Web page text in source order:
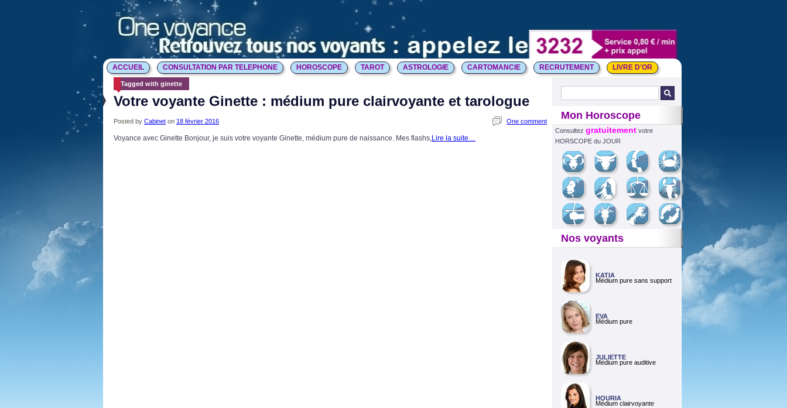
ACCUEIL CONSULTATION PAR TELEPHONE HOROSCOPE TAROT ASTROLOGIE CARTOMANCIE RECRUTEMENT LIVRE D'OR
Tagged with ginette
Votre voyante Ginette : médium pure clairvoyante et tarologue
Posted by Cabinet on 18 février 2016 One comment
Voyance avec Ginette Bonjour, je suis votre voyante Ginette, médium pure de naissance. Mes flashs,Lire la suite…
Mon Horoscope
Consultez gratuitement votre
HORSCOPE du JOUR
Nos voyants
KATIA
Médium pure sans support
EVA
Médium pure
JULIETTE
Médium pure auditive
HOURIA
Médium clairvoyante